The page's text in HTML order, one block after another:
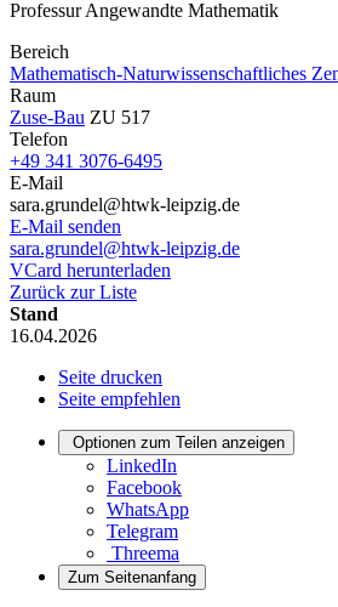
Professur Angewandte Mathematik
Bereich
Mathematisch-Naturwissenschaftliches
Raum
Zuse-Bau ZU 517
Telefon
+49 341 3076-6495
E-Mail
sara.grundel@htwk-leipzig.de
E-Mail senden
sara.grundel@htwk-leipzig.de
VCard herunterladen
Zurück zur Liste
Stand
16.04.2026
Seite drucken
Seite empfehlen
Optionen zum Teilen anzeigen
LinkedIn
Facebook
WhatsApp
Telegram
Threema
Zum Seitenanfang